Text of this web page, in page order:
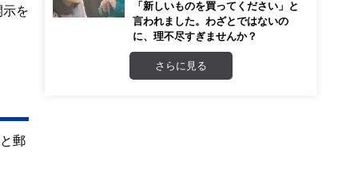
示を
郵
「新しいものを買ってください」と
言われました。わざとではないの
に、理不尽すぎませんか？
さらに見る